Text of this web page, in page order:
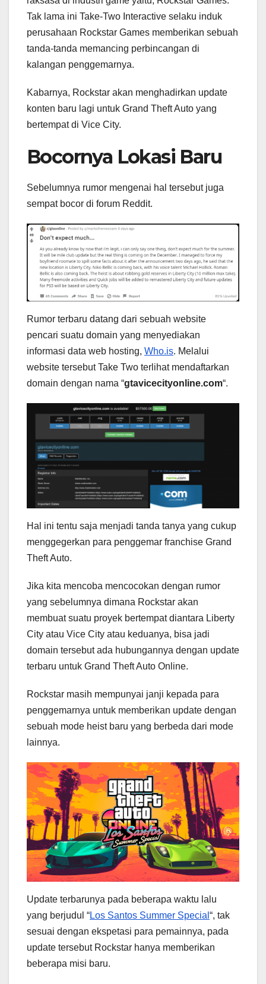
Tak lama ini Take-Two Interactive selaku induk
perusahaan Rockstar Games memberikan sebuah
tanda-tanda memancing perbincangan di
kalangan penggemarnya.
Kabarnya, Rockstar akan menghadirkan update
konten baru lagi untuk Grand Theft Auto yang
bertempat di Vice City.
Bocornya Lokasi Baru
Sebelumnya rumor mengenai hal tersebut juga
sempat bocor di forum Reddit.
Rumor terbaru datang dari sebuah website
pencari suatu domain yang menyediakan
informasi data web hosting, Who.is. Melalui
website tersebut Take Two terlihat mendaftarkan
domain dengan nama “gtavicecityonline.com“.
Hal ini tentu saja menjadi tanda tanya yang cukup
menggegerkan para penggemar franchise Grand
Theft Auto.
Jika kita mencoba mencocokan dengan rumor
yang sebelumnya dimana Rockstar akan
membuat suatu proyek bertempat diantara Liberty
City atau Vice City atau keduanya, bisa jadi
domain tersebut ada hubungannya dengan update
terbaru untuk Grand Theft Auto Online.
Rockstar masih mempunyai janji kepada para
penggemarnya untuk memberikan update dengan
sebuah mode heist baru yang berbeda dari mode
lainnya.
Update terbarunya pada beberapa waktu lalu
yang berjudul “Los Santos Summer Special “, tak
sesuai dengan ekspetasi para pemainnya, pada
update tersebut Rockstar hanya memberikan
beberapa misi baru.